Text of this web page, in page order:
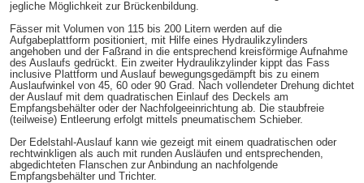
jegliche Möglichkeit zur Brückenbildung.
Fässer mit Volumen von 115 bis 200 Litern werden auf die
Aufgabeplattform positioniert, mit Hilfe eines Hydraulikzylinders
angehoben und der Faßrand in die entsprechend kreisförmige Aufnahme
des Auslaufs gedrückt. Ein zweiter Hydraulikzylinder kippt das Fass
inclusive Plattform und Auslauf bewegungsgedämpft bis zu einem
Auslaufwinkel von 45, 60 oder 90 Grad. Nach vollendeter Drehung dichtet
der Auslauf mit dem quadratischen Einlauf des Deckels am
Empfangsbehälter oder der Nachfolgeeinrichtung ab. Die staubfreie
(teilweise) Entleerung erfolgt mittels pneumatischem Schieber.
Der Edelstahl-Auslauf kann wie gezeigt mit einem quadratischen oder
rechtwinkligen als auch mit runden Ausläufen und entsprechenden,
abgedichteten Flanschen zur Anbindung an nachfolgende
Empfangsbehälter und Trichter.